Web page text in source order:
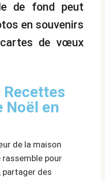
de fond peut
en souvenirs
de vœux
Recettes
Noël en
de la maison
rassemble pour
partager des